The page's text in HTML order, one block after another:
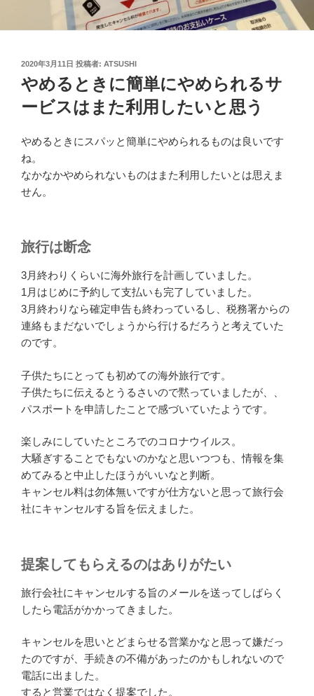
投
稿
日:
2020年3月11日 投稿者: ATSUSHI
やめるときに簡単にやめられるサ
ービスはまた利用したいと思う
やめるときにスパッと簡単にやめられるものは良いです
ね。
なかなかやめられないものはまた利用したいとは思えま
せん。
旅行は断念
3月終わりくらいに海外旅行を計画していました。
1月はじめに予約して支払いも完了していました。
3月終わりなら確定申告も終わっているし、税務署からの
連絡もまだないでしょうから行けるだろうと考えていた
のです。
子供たちにとっても初めての海外旅行です。
子供たちに伝えるとうるさいので黙っていましたが、、
パスポートを申請したことで感づいていたようです。
楽しみにしていたところでのコロナウイルス。
大騒ぎすることでもないのかなと思いつつも、情報を集
めてみると中止したほうがいいなと判断。
キャンセル料は勿体無いですが仕方ないと思って旅行会
社にキャンセルする旨を伝えました。
提案してもらえるのはありがたい
旅行会社にキャンセルする旨のメールを送ってしばらく
したら電話がかかってきました。
キャンセルを思いとどまらせる営業かなと思って嫌だっ
たのですが、手続きの不備があったのかもしれないので
電話に出ました。
すると営業ではなく提案でした。